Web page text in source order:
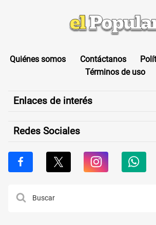
Quiénes somos Contáctanos
Términos de uso
Enlaces de interés
Redes Sociales